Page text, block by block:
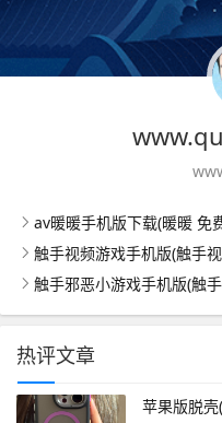
av暖暖手机版下载(暖暖 免
触手视频游戏手机版(触手
触手邪恶小游戏手机版(触
热评文章
苹果版脱